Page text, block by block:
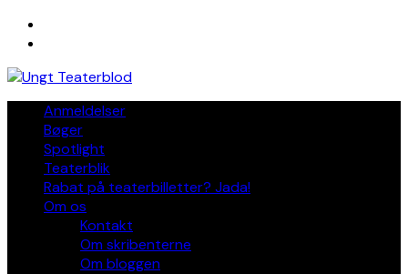
Skip
Anmeldelser
Bøger
Spotlight
Teaterblik
Rabat på teaterbilletter? Jada!
Om os
Kontakt
Om skribenterne
Om bloggen